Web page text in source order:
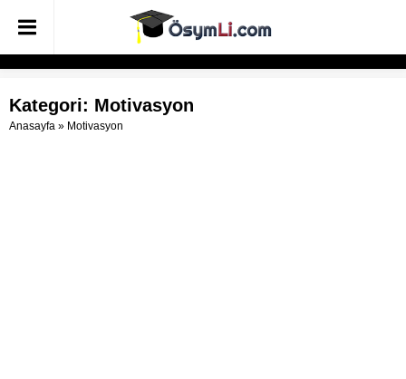
Kategori: Motivasyon
Anasayfa » Motivasyon